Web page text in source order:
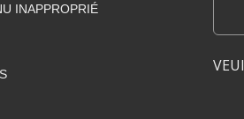
INAPPROPRIÉ